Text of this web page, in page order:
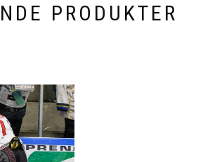
PRODUKTER